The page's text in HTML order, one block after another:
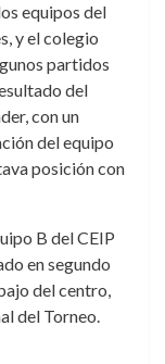
equipos del
y el colegio
partidos
del
con un
del equipo
posición con
B del CEIP
en segundo
del centro,
del Torneo.